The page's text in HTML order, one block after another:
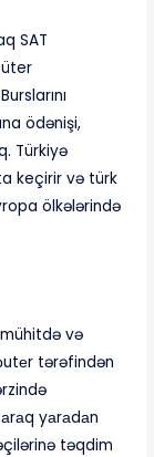
SAT
ödənişi,
Türkiyə
keçirir və türk
ölkələrində
və
tərəfindən
yаrаdаn
təqdim